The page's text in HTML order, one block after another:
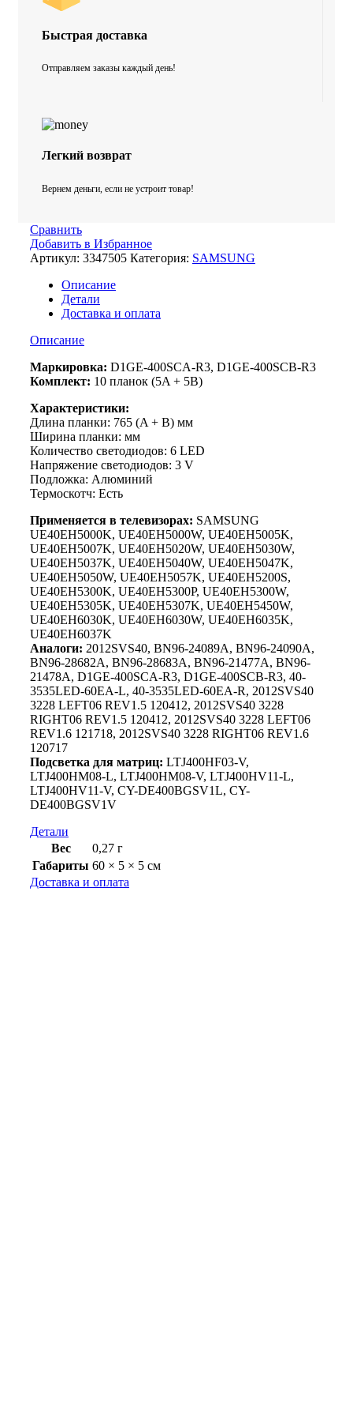
Быстрая доставка
Отправляем заказы каждый день!
Легкий возврат
Вернем деньги, если не устроит товар!
Сравнить
Добавить в Избранное
Артикул: 3347505 Категория: SAMSUNG
Описание
Детали
Доставка и оплата
Описание
Маркировка: D1GE-400SCA-R3, D1GE-400SCB-R3
Комплект: 10 планок (5A + 5B)
Характеристики:
Длина планки: 765 (A + B) мм
Ширина планки: мм
Количество светодиодов: 6 LED
Напряжение светодиодов: 3 V
Подложка: Алюминий
Термоскотч: Есть
Применяется в телевизорах: SAMSUNG
UE40EH5000K, UE40EH5000W, UE40EH5005K,
UE40EH5007K, UE40EH5020W, UE40EH5030W,
UE40EH5037K, UE40EH5040W, UE40EH5047K,
UE40EH5050W, UE40EH5057K, UE40EH5200S,
UE40EH5300K, UE40EH5300P, UE40EH5300W,
UE40EH5305K, UE40EH5307K, UE40EH5450W,
UE40EH6030K, UE40EH6030W, UE40EH6035K,
UE40EH6037K
Аналоги: 2012SVS40, BN96-24089A, BN96-24090A,
BN96-28682A, BN96-28683A, BN96-21477A, BN96-
21478A, D1GE-400SCA-R3, D1GE-400SCB-R3, 40-
3535LED-60EA-L, 40-3535LED-60EA-R, 2012SVS40
3228 LEFT06 REV1.5 120412, 2012SVS40 3228
RIGHT06 REV1.5 120412, 2012SVS40 3228 LEFT06
REV1.6 121718, 2012SVS40 3228 RIGHT06 REV1.6
120717
Подсветка для матриц: LTJ400HF03-V,
LTJ400HM08-L, LTJ400HM08-V, LTJ400HV11-L,
LTJ400HV11-V, CY-DE400BGSV1L, CY-
DE400BGSV1V
Детали
Вес
0,27 г
Габариты 60 × 5 × 5 см
Доставка и оплата